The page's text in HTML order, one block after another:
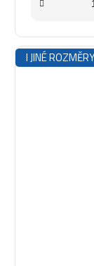
I JINÉ ROZMĚRY